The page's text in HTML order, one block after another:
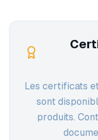
Les certificats
sont
produits.